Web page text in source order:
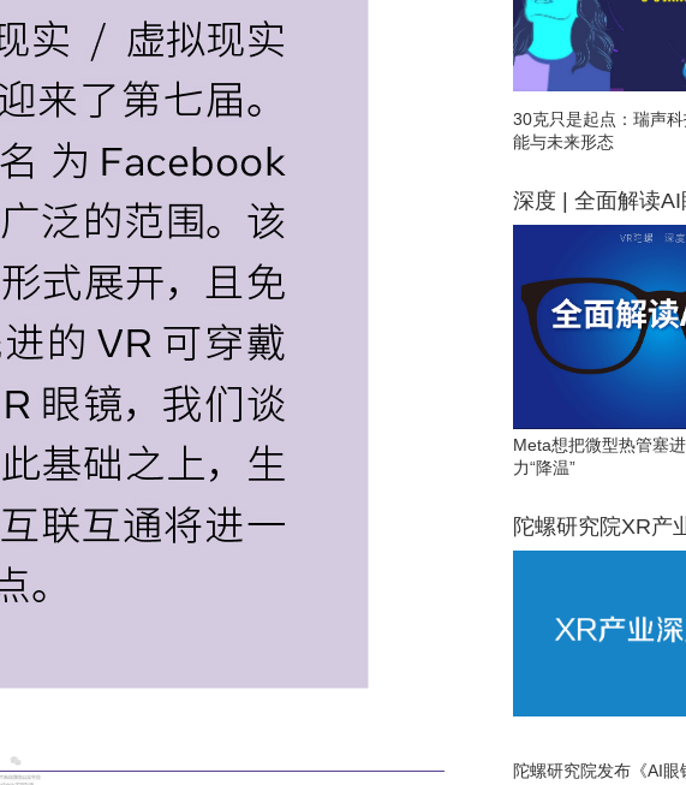
30克只是起点：瑞声
能与未来形态
深度 | 全面解读AI
Meta想把微型热管塞
力“降温”
陀螺研究院XR产
陀螺研究院发布《AI